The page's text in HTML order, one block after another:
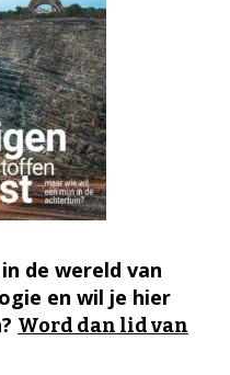
de wereld van
en wil je hier
Word dan lid van